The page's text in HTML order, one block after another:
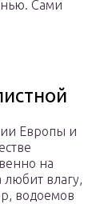
Сами
Европы и
на
влагу,
водоемов